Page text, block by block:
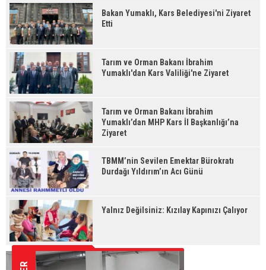
Bakan Yumaklı, Kars Belediyesi'ni Ziyaret
Etti
Tarım ve Orman Bakanı İbrahim
Yumaklı'dan Kars Valiliği'ne Ziyaret
Tarım ve Orman Bakanı İbrahim
Yumaklı’dan MHP Kars İl Başkanlığı’na
Ziyaret
TBMM’nin Sevilen Emektar Bürokratı
Durdağı Yıldırım’ın Acı Günü
Yalnız Değilsiniz: Kızılay Kapınızı Çalıyor